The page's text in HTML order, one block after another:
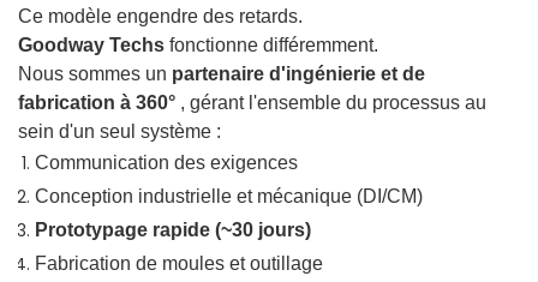
Ce modèle engendre des retards.
Goodway Techs fonctionne différemment.
Nous sommes un partenaire d'ingénierie et de
fabrication à 360° , gérant l'ensemble du processus au
sein d'un seul système :
Communication des exigences
Conception industrielle et mécanique (DI/CM)
Prototypage rapide (~30 jours)
Fabrication de moules et outillage